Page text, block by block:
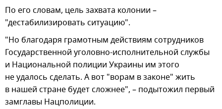
По его словам, цель захвата колонии –
"дестабилизировать ситуацию".
"Но благодаря грамотным действиям сотрудников
Государственной уголовно-исполнительной службы
и Национальной полиции Украины им этого
не удалось сделать. А вот "ворам в законе" жить
в нашей стране будет сложнее", – подытожил первый
замглавы Нацполиции.